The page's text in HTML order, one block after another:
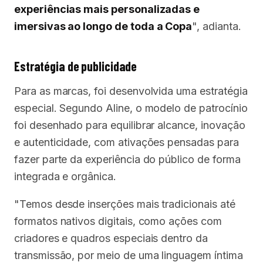
experiências mais personalizadas e
imersivas ao longo de toda a Copa", adianta.
Estratégia de publicidade
Para as marcas, foi desenvolvida uma estratégia
especial. Segundo Aline, o modelo de patrocínio
foi desenhado para equilibrar alcance, inovação
e autenticidade, com ativações pensadas para
fazer parte da experiência do público de forma
integrada e orgânica.
"Temos desde inserções mais tradicionais até
formatos nativos digitais, como ações com
criadores e quadros especiais dentro da
transmissão, por meio de uma linguagem íntima